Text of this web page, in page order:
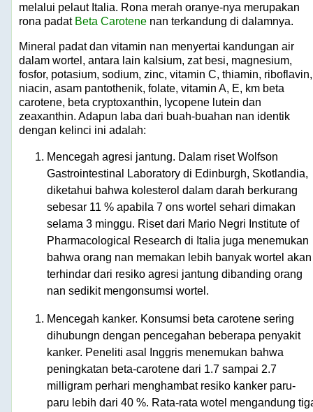
melalui pelaut Italia. Rona merah oranye-nya merupakan
rona padat Beta Carotene nan terkandung di dalamnya.
Mineral padat dan vitamin nan menyertai kandungan air
dalam wortel, antara lain kalsium, zat besi, magnesium,
fosfor, potasium, sodium, zinc, vitamin C, thiamin, riboflavin,
niacin, asam pantothenik, folate, vitamin A, E, km beta
carotene, beta cryptoxanthin, lycopene lutein dan
zeaxanthin. Adapun laba dari buah-buahan nan identik
dengan kelinci ini adalah:
Mencegah agresi jantung. Dalam riset Wolfson
Gastrointestinal Laboratory di Edinburgh, Skotlandia,
diketahui bahwa kolesterol dalam darah berkurang
sebesar 11 % apabila 7 ons wortel sehari dimakan
selama 3 minggu. Riset dari Mario Negri Institute of
Pharmacological Research di Italia juga menemukan
bahwa orang nan memakan lebih banyak wortel akan
terhindar dari resiko agresi jantung dibanding orang
nan sedikit mengonsumsi wortel.
Mencegah kanker. Konsumsi beta carotene sering
dihubungn dengan pencegahan beberapa penyakit
kanker. Peneliti asal Inggris menemukan bahwa
peningkatan beta-carotene dari 1.7 sampai 2.7
milligram perhari menghambat resiko kanker paru-
paru lebih dari 40 %. Rata-rata wotel mengandung